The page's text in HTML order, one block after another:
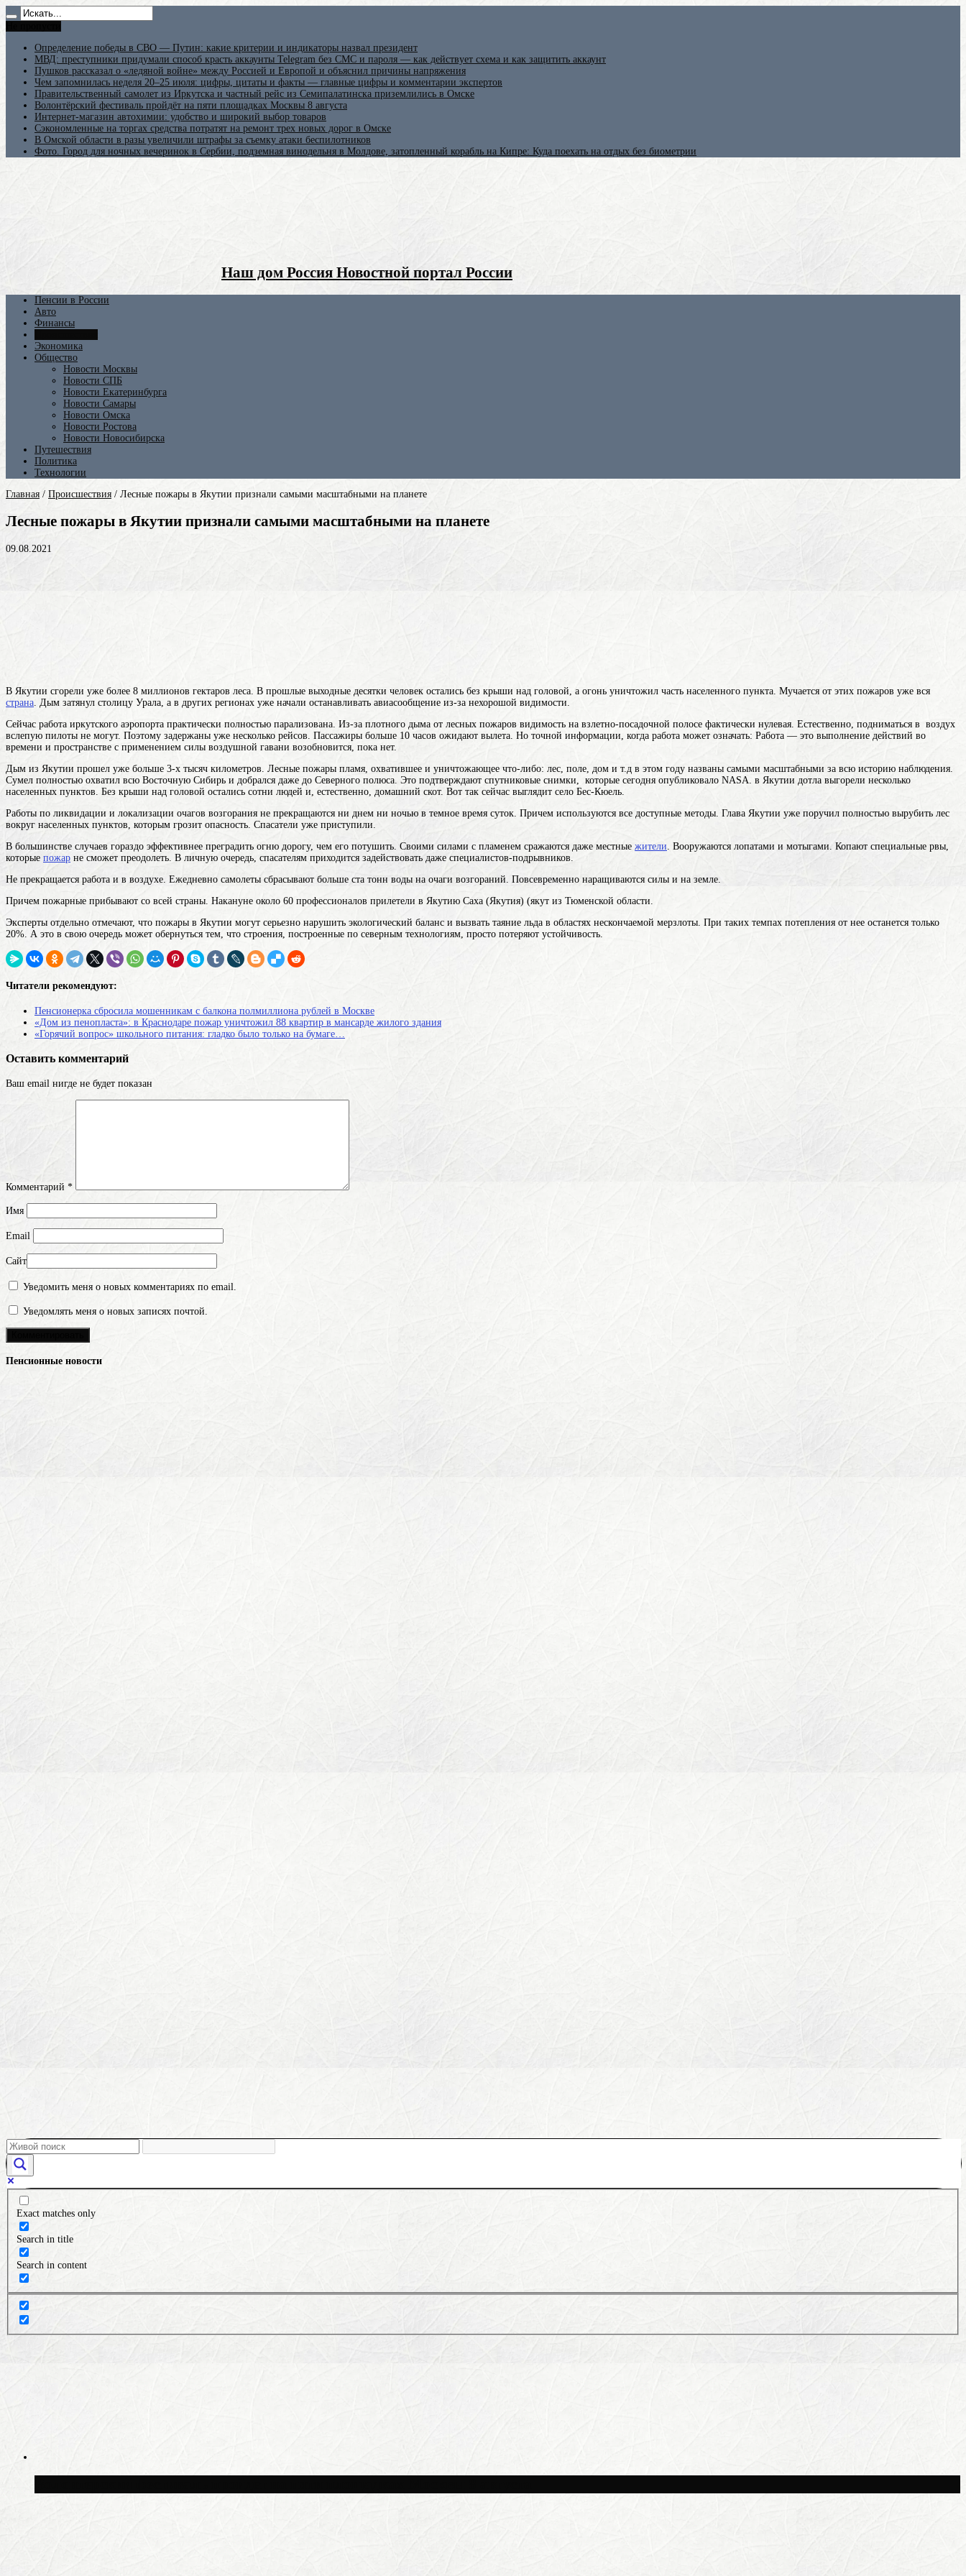
Определение победы в СВО — Путин: какие критерии и индикаторы назвал президент
МВД: преступники придумали способ красть аккаунты Telegram без СМС и пароля — как действует схема и как защитить аккаунт
Пушков рассказал о «ледяной войне» между Россией и Европой и объяснил причины напряжения
Чем запомнилась неделя 20–25 июля: цифры, цитаты и факты — главные цифры и комментарии экспертов
Правительственный самолет из Иркутска и частный рейс из Семипалатинска приземлились в Омске
Волонтёрский фестиваль пройдёт на пяти площадках Москвы 8 августа
Интернет-магазин автохимии: удобство и широкий выбор товаров
Сэкономленные на торгах средства потратят на ремонт трех новых дорог в Омске
В Омской области в разы увеличили штрафы за съемку атаки беспилотников
Фото. Город для ночных вечеринок в Сербии, подземная винодельня в Молдове, затопленный корабль на Кипре: Куда поехать на отдых без биометрии
Наш дом Россия Новостной портал России
Пенсии в России
Авто
Финансы
Экономика
Общество
Новости Москвы
Новости СПБ
Новости Екатеринбурга
Новости Самары
Новости Омска
Новости Ростова
Новости Новосибирска
Путешествия
Политика
Технологии
Главная / Происшествия / Лесные пожары в Якутии признали самыми масштабными на планете
Лесные пожары в Якутии признали самыми масштабными на планете
09.08.2021
В Якутии сгорели уже более 8 миллионов гектаров леса. В прошлые выходные десятки человек остались без крыши над головой, а огонь уничтожил часть населенного пункта. Мучается от этих пожаров уже вся
страна . Дым затянул столицу Урала, а в других регионах уже начали останавливать авиасообщение из-за нехорошой видимости.
Сейчас работа иркутского аэропорта практически полностью парализована. Из-за плотного дыма от лесных пожаров видимость на взлетно-посадочной полосе фактически нулевая. Естественно, подниматься в воздух
вслепую пилоты не могут. Поэтому задержаны уже несколько рейсов. Пассажиры больше 10 часов ожидают вылета. Но точной информации, когда работа может означать: Работа — это выполнение действий во
времени и пространстве с применением силы воздушной гавани возобновится, пока нет.
Дым из Якутии прошел уже больше 3-х тысяч километров. Лесные пожары пламя, охватившее и уничтожающее что-либо: лес, поле, дом и т.д в этом году названы самыми масштабными за всю историю наблюдения.
Сумел полностью охватил всю Восточную Сибирь и добрался даже до Северного полюса. Это подтверждают спутниковые снимки, которые сегодня опубликовало NASA. в Якутии дотла выгорели несколько
населенных пунктов. Без крыши над головой остались сотни людей и, естественно, домашний скот. Вот так сейчас выглядит село Бес-Кюель.
Работы по ликвидации и локализации очагов возгорания не прекращаются ни днем ни ночью в темное время суток. Причем используются все доступные методы. Глава Якутии уже поручил полностью вырубить лес
вокруг населенных пунктов, которым грозит опасность. Спасатели уже приступили.
В большинстве случаев гораздо эффективнее преградить огню дорогу, чем его потушить. Своими силами с пламенем сражаются даже местные жители . Вооружаются лопатами и мотыгами. Копают специальные рвы,
которые пожар не сможет преодолеть. В личную очередь, спасателям приходится задействовать даже специалистов-подрывников.
Не прекращается работа и в воздухе. Ежедневно самолеты сбрасывают больше ста тонн воды на очаги возгораний. Повсевременно наращиваются силы и на земле.
Причем пожарные прибывают со всей страны. Накануне около 60 профессионалов прилетели в Якутию Саха (Якутия) (якут из Тюменской области.
Эксперты отдельно отмечают, что пожары в Якутии могут серьезно нарушить экологический баланс и вызвать таяние льда в областях нескончаемой мерзлоты. При таких темпах потепления от нее останется только
20%. А это в свою очередь может обернуться тем, что строения, построенные по северным технологиям, просто потеряют устойчивость.
Читатели рекомендуют:
Пенсионерка сбросила мошенникам с балкона полмиллиона рублей в Москве
«Дом из пенопласта»: в Краснодаре пожар уничтожил 88 квартир в мансарде жилого здания
«Горячий вопрос» школьного питания: гладко было только на бумаге…
Оставить комментарий
Ваш email нигде не будет показан
Комментарий *
Имя
Email
Сайт
Уведомить меня о новых комментариях по email.
Уведомлять меня о новых записях почтой.
Пенсионные новости
Exact matches only
Search in title
Search in content